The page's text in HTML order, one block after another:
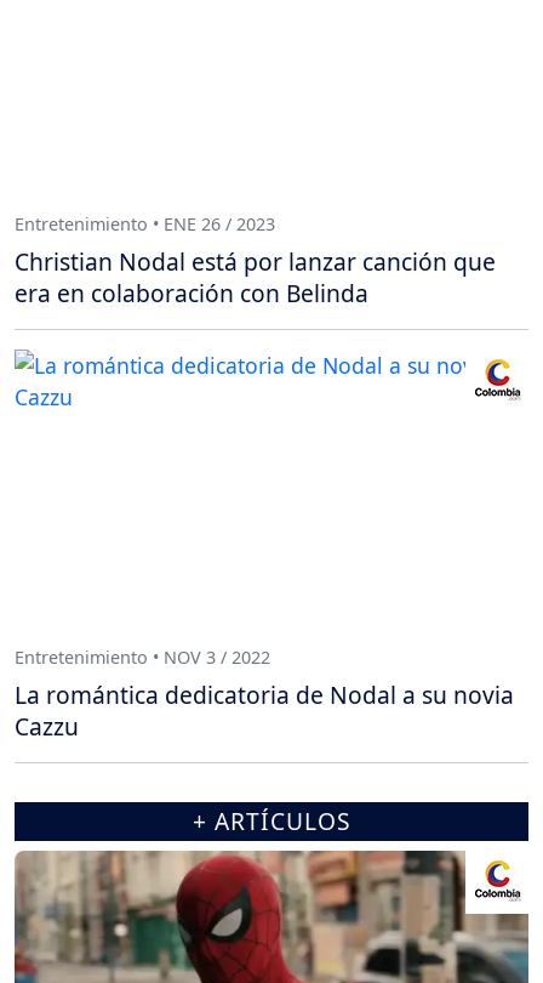
Entretenimiento • ENE 26 / 2023
Christian Nodal está por lanzar canción que
era en colaboración con Belinda
Entretenimiento • NOV 3 / 2022
La romántica dedicatoria de Nodal a su novia
Cazzu
+ ARTÍCULOS